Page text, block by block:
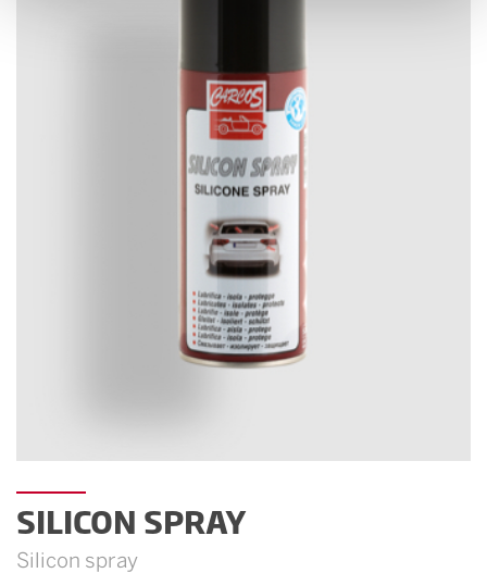
SILICON SPRAY
Silicon spray